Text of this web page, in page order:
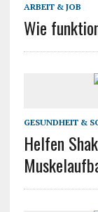
ARBEIT & JOB
Wie
GESUNDHEIT &
Helfen